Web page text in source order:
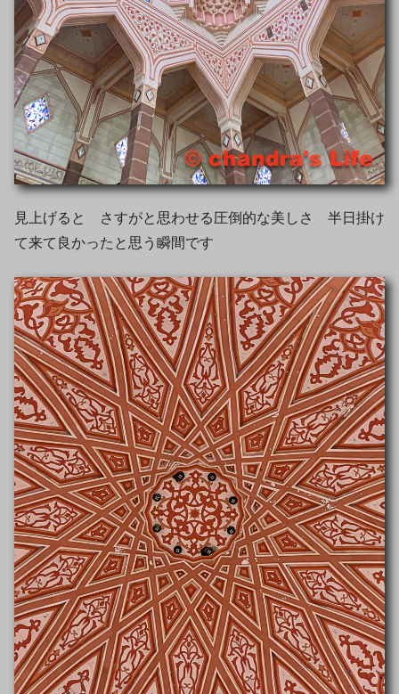
見上げると さすがと思わせる圧倒的な美しさ 半日掛け
て来て良かったと思う瞬間です